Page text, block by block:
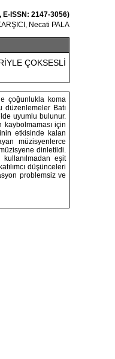
ISSN: 2147-3056)
Necati PALA
ÇOKSESLİ
çoğunlukla koma
düzenlemeler Batı
uyumlu bulunur.
kaybolmaması için
etkisinde kalan
müzisyenlerce
dinletildi.
eşit
düşünceleri
problemsiz ve